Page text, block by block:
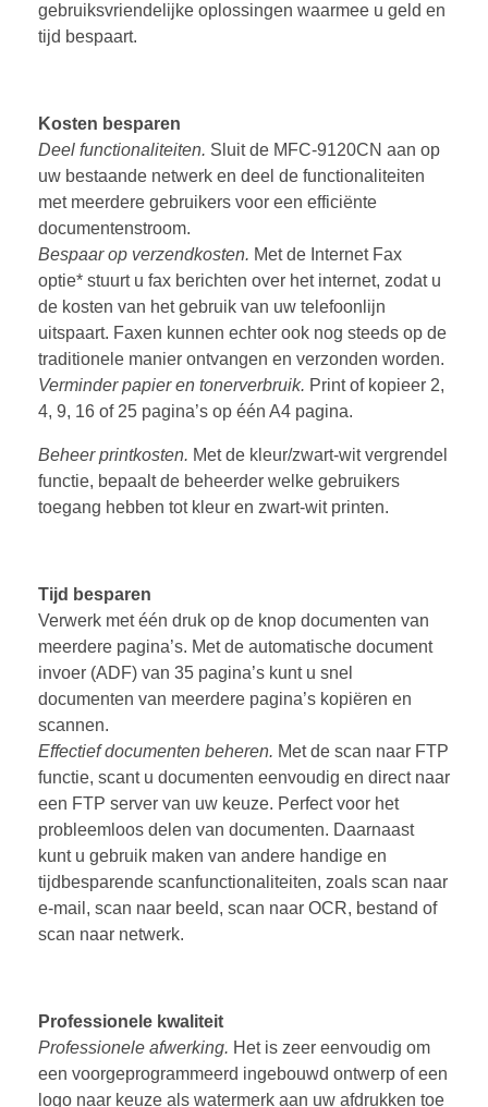
gebruiksvriendelijke oplossingen waarmee u geld en
tijd bespaart.
Kosten besparen
Deel functionaliteiten. Sluit de MFC-9120CN aan op
uw bestaande netwerk en deel de functionaliteiten
met meerdere gebruikers voor een efficiënte
documentenstroom.
Bespaar op verzendkosten. Met de Internet Fax
optie* stuurt u fax berichten over het internet, zodat u
de kosten van het gebruik van uw telefoonlijn
uitspaart. Faxen kunnen echter ook nog steeds op de
traditionele manier ontvangen en verzonden worden.
Verminder papier en tonerverbruik. Print of kopieer 2,
4, 9, 16 of 25 pagina’s op één A4 pagina.
Beheer printkosten. Met de kleur/zwart-wit vergrendel
functie, bepaalt de beheerder welke gebruikers
toegang hebben tot kleur en zwart-wit printen.
Tijd besparen
Verwerk met één druk op de knop documenten van
meerdere pagina’s. Met de automatische document
invoer (ADF) van 35 pagina’s kunt u snel
documenten van meerdere pagina’s kopiëren en
scannen.
Effectief documenten beheren. Met de scan naar FTP
functie, scant u documenten eenvoudig en direct naar
een FTP server van uw keuze. Perfect voor het
probleemloos delen van documenten. Daarnaast
kunt u gebruik maken van andere handige en
tijdbesparende scanfunctionaliteiten, zoals scan naar
e-mail, scan naar beeld, scan naar OCR, bestand of
scan naar netwerk.
Professionele kwaliteit
Professionele afwerking. Het is zeer eenvoudig om
een voorgeprogrammeerd ingebouwd ontwerp of een
logo naar keuze als watermerk aan uw afdrukken toe